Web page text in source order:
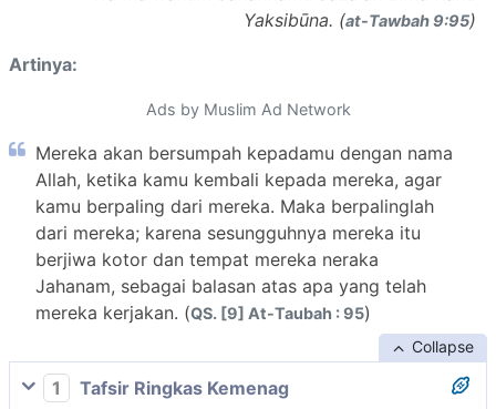
Yaksibūna. (at-Tawbah 9:95)
Artinya:
Ads by Muslim Ad Network
Mereka akan bersumpah kepadamu dengan nama
Allah, ketika kamu kembali kepada mereka, agar
kamu berpaling dari mereka. Maka berpalinglah
dari mereka; karena sesungguhnya mereka itu
berjiwa kotor dan tempat mereka neraka
Jahanam, sebagai balasan atas apa yang telah
mereka kerjakan. (QS. [9] At-Taubah : 95)
Collapse
1
Tafsir Ringkas Kemenag